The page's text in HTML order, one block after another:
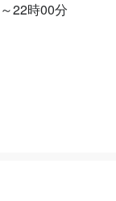
22時00分